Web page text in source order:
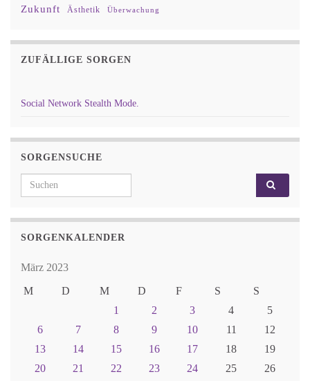
Zukunft Ästhetik Überwachung
ZUFÄLLIGE SORGEN
Social Network Stealth Mode.
SORGENSUCHE
Search for:
SORGENKALENDER
März 2023
M
D M D F S
S
1
2 3 4
5
6
7 8 9 10 11
12
13
14 15 16 17 18
19
20
21 22 23 24 25
26